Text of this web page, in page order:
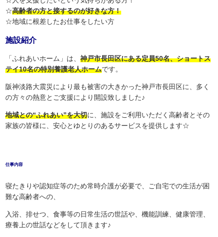
☆高齢者の方と接するのが好きな方！
☆地域に根差したお仕事をしたい方
施設紹介
「ふれあいホーム」は、神戸市長田区にある定員50名、ショートス
テイ10名の特別養護老人ホームです。
阪神淡路大震災により最も被害の大きかった神戸市長田区に、多く
の方々の熱意とご支援により開設致しました♪
地域との“ふれあい”を大切に、施設をご利用いただく高齢者とその
家族の皆様に、安心とゆとりのあるサービスを提供します☆
仕事内容
寝たきりや認知症等のため常時介護が必要で、ご自宅での生活が困
難な高齢者への、
入浴、排せつ、食事等の日常生活の世話や、機能訓練、健康管理、
療養上の世話などをして頂きます♪